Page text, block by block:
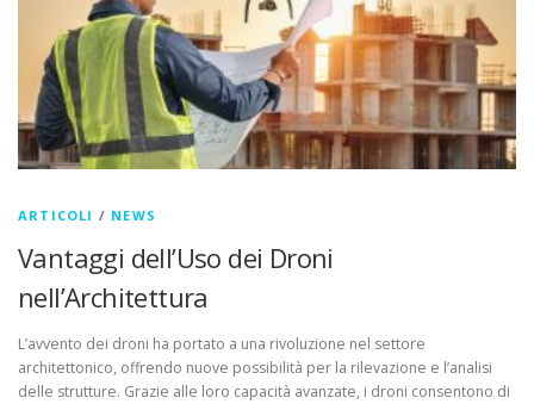
ARTICOLI / NEWS
Vantaggi dell’Uso dei Droni
nell’Architettura
L’avvento dei droni ha portato a una rivoluzione nel settore
architettonico, offrendo nuove possibilità per la rilevazione e l’analisi
delle strutture. Grazie alle loro capacità avanzate, i droni consentono di